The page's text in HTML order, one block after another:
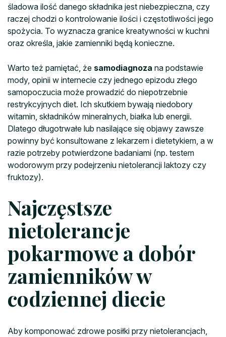
śladowa ilość danego składnika jest niebezpieczna, czy
raczej chodzi o kontrolowanie ilości i częstotliwości jego
spożycia. To wyznacza granice kreatywności w kuchni
oraz określa, jakie zamienniki będą konieczne.
Warto też pamiętać, że samodiagnoza na podstawie
mody, opinii w internecie czy jednego epizodu złego
samopoczucia może prowadzić do niepotrzebnie
restrykcyjnych diet. Ich skutkiem bywają niedobory
witamin, składników mineralnych, białka lub energii.
Dlatego długotrwałe lub nasilające się objawy zawsze
powinny być konsultowane z lekarzem i dietetykiem, a w
razie potrzeby potwierdzone badaniami (np. testem
wodorowym przy podejrzeniu nietolerancji laktozy czy
fruktozy).
Najczęstsze
nietolerancje
pokarmowe a dobór
zamienników w
codziennej diecie
Aby komponować zdrowe posiłki przy nietolerancjach,